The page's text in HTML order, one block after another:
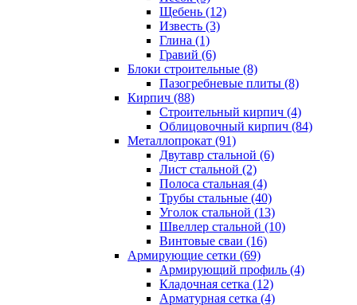
Щебень (12)
Известь (3)
Глина (1)
Гравий (6)
Блоки строительные (8)
Пазогребневые плиты (8)
Кирпич (88)
Строительный кирпич (4)
Облицовочный кирпич (84)
Металлопрокат (91)
Двутавр стальной (6)
Лист стальной (2)
Полоса стальная (4)
Трубы стальные (40)
Уголок стальной (13)
Швеллер стальной (10)
Винтовые сваи (16)
Армирующие сетки (69)
Армирующий профиль (4)
Кладочная сетка (12)
Арматурная сетка (4)